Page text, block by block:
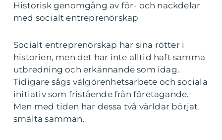
Historisk genomgång av för- och nackdelar
med socialt entreprenörskap
Socialt entreprenörskap har sina rötter i
historien, men det har inte alltid haft samma
utbredning och erkännande som idag.
Tidigare sågs välgörenhetsarbete och sociala
initiativ som fristående från företagande.
Men med tiden har dessa två världar börjat
smälta samman.